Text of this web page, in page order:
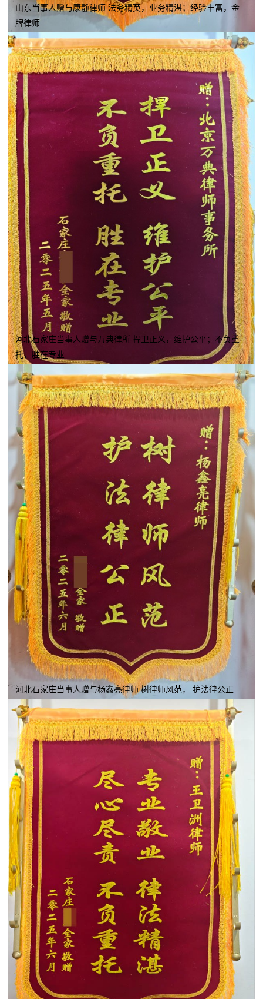
山东当事人赠与康静律师 法务精英，业务精湛；经验丰富，金
牌律师
河北石家庄当事人赠与万典律所 捍卫正义，维护公平；不负重
托，胜在专业
河北石家庄当事人赠与杨鑫亮律师 树律师风范， 护法律公正